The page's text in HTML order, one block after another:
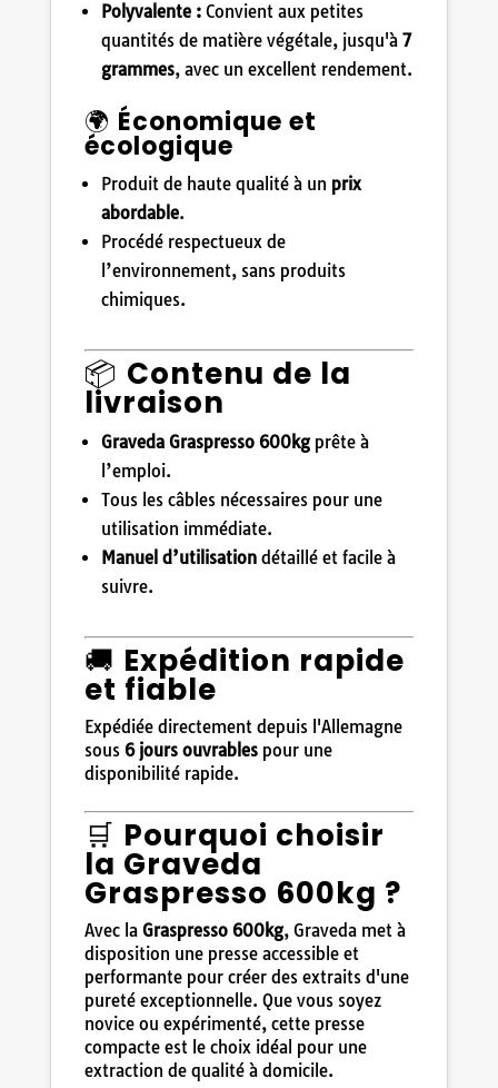
Polyvalente :Convient aux petites
quantités de matière végétale, jusqu'à 7
grammes, avec un excellent rendement.
🌍 Économique et
écologique
Produit de haute qualité à un prix
abordable.
Procédé respectueux de
l’environnement, sans produits
chimiques.
📦 Contenu de la
livraison
Graveda Graspresso 600kgprête à
l’emploi.
Tous les câbles nécessaires pour une
utilisation immédiate.
Manuel d’utilisationdétaillé et facile à
suivre.
🚚 Expédition rapide
et fiable
Expédiée directement depuis l'Allemagne
sous 6 jours ouvrablespour une
disponibilité rapide.
🛒 Pourquoi choisir
la Graveda
Graspresso 600kg ?
Avec la Graspresso 600kg, Graveda met à
disposition une presse accessible et
performante pour créer des extraits d'une
pureté exceptionnelle. Que vous soyez
novice ou expérimenté, cette presse
compacte est le choix idéal pour une
extraction de qualité à domicile.